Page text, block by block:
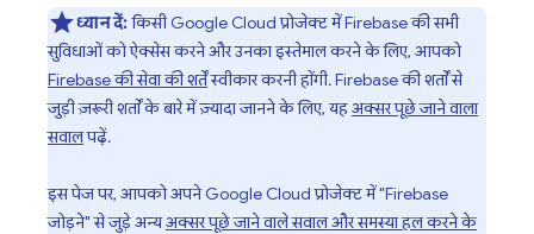
ध्यान दें:किसीGoogle Cloudप्रोजेक्ट में Firebase की सभी
सुविधाओं को ऐक्सेस करने और उनका इस्तेमाल करने के लिए, आपको
Firebase की सेवा की शर्तेंस्वीकार करनी होंगी. Firebase की शर्तों से
जुड़ी ज़रूरी शर्तों के बारे में ज़्यादा जानने के लिए, यहअक्सर पूछे जाने वाला
सवालपढ़ें.
इस पेज पर, आपको अपनेGoogle Cloudप्रोजेक्ट में "Firebase
जोड़ने" से जुड़े अन्यअक्सर पूछे जाने वाले सवाल और समस्या हल करने के